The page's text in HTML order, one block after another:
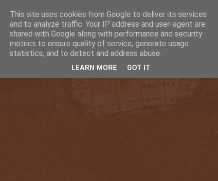
This site uses cookies from Google to deliver its services
and to analyze traffic. Your IP address and user-agent are
shared with Google along with performance and security
metrics to ensure quality of service, generate usage
statistics, and to detect and address abuse.
LEARN MORE GOT IT